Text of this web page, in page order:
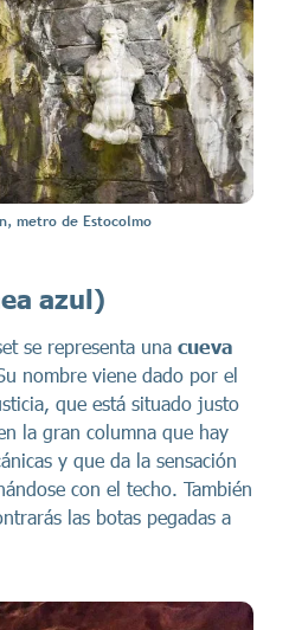
metro de Estocolmo
azul)
se representa una cueva
nombre viene dado por el
que está situado justo
la gran columna que hay
y que da la sensación
con el techo. También
las botas pegadas a